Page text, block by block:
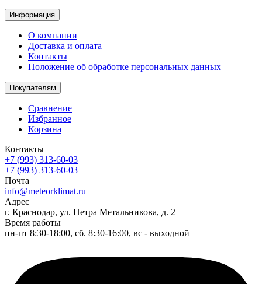
Информация
О компании
Доставка и оплата
Контакты
Положение об обработке персональных данных
Покупателям
Сравнение
Избранное
Корзина
Контакты
+7 (993) 313-60-03
+7 (993) 313-60-03
Почта
info@meteorklimat.ru
Адрес
г. Краснодар, ул. Петра Метальникова, д. 2
Время работы
пн-пт 8:30-18:00, сб. 8:30-16:00, вс - выходной